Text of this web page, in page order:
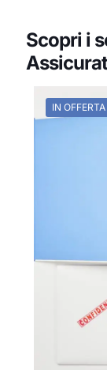
Scopri i
IN OFFERTA